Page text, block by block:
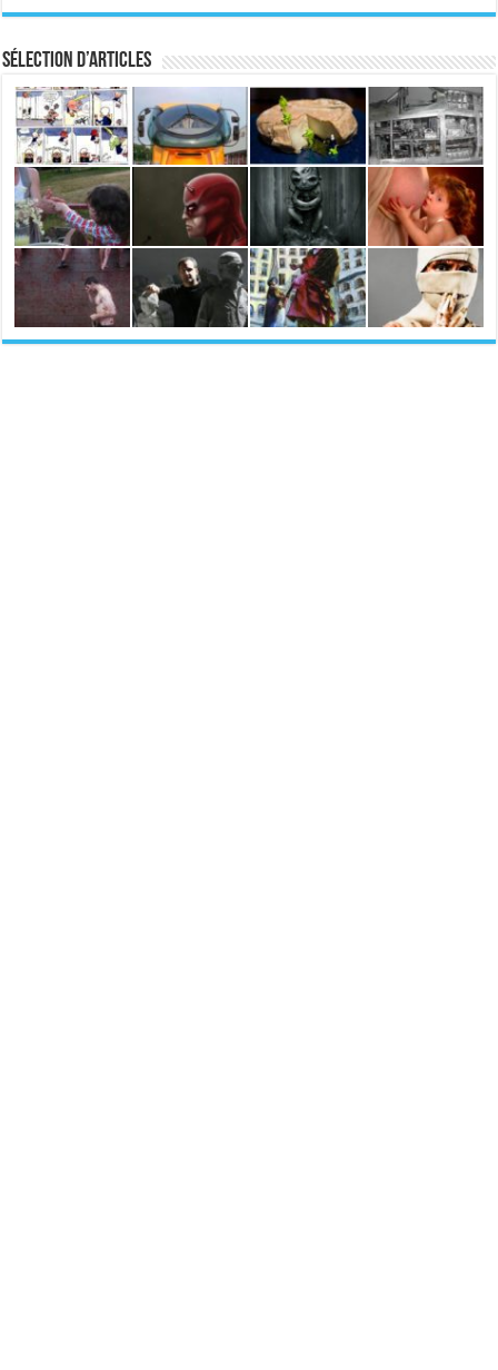
Sélection d’articles